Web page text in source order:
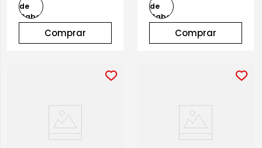
Comprar Comprar